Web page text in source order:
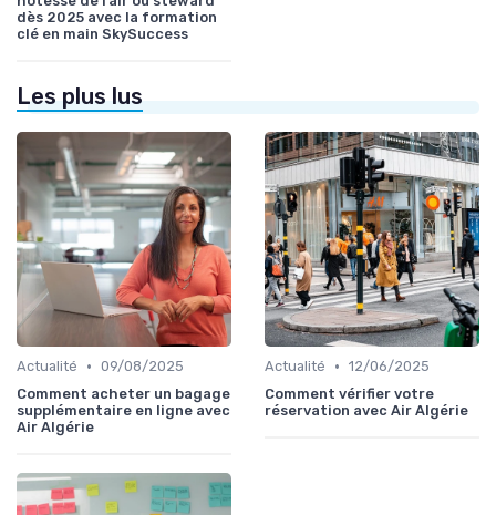
dès 2025 avec la formation
clé en main SkySuccess
Les plus lus
Actualité • 09/08/2025
Comment acheter un bagage
supplémentaire en ligne avec
Air Algérie
Actualité • 12/06/2025
Comment vérifier votre
réservation avec Air Algérie